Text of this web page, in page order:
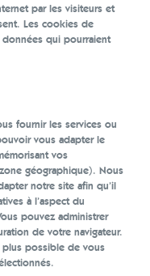
par les visiteurs et
Les cookies de
qui pourraient
fournir les services ou
vous adapter le
vos
géographique). Nous
notre site afin qu’il
à l’aspect du
pouvez administrer
de votre navigateur.
plus possible de vous